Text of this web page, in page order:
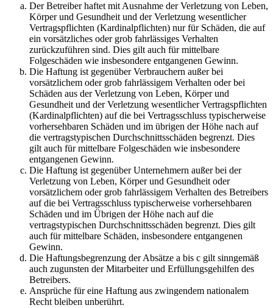
Der Betreiber haftet mit Ausnahme der Verletzung von Leben,
Körper und Gesundheit und der Verletzung wesentlicher
Vertragspflichten (Kardinalpflichten) nur für Schäden, die auf
ein vorsätzliches oder grob fahrlässiges Verhalten
zurückzuführen sind. Dies gilt auch für mittelbare
Folgeschäden wie insbesondere entgangenen Gewinn.
Die Haftung ist gegenüber Verbrauchern außer bei
vorsätzlichem oder grob fahrlässigem Verhalten oder bei
Schäden aus der Verletzung von Leben, Körper und
Gesundheit und der Verletzung wesentlicher Vertragspflichten
(Kardinalpflichten) auf die bei Vertragsschluss typischerweise
vorhersehbaren Schäden und im übrigen der Höhe nach auf
die vertragstypischen Durchschnittsschäden begrenzt. Dies
gilt auch für mittelbare Folgeschäden wie insbesondere
entgangenen Gewinn.
Die Haftung ist gegenüber Unternehmern außer bei der
Verletzung von Leben, Körper und Gesundheit oder
vorsätzlichem oder grob fahrlässigem Verhalten des Betreibers
auf die bei Vertragsschluss typischerweise vorhersehbaren
Schäden und im Übrigen der Höhe nach auf die
vertragstypischen Durchschnittsschäden begrenzt. Dies gilt
auch für mittelbare Schäden, insbesondere entgangenen
Gewinn.
Die Haftungsbegrenzung der Absätze a bis c gilt sinngemäß
auch zugunsten der Mitarbeiter und Erfüllungsgehilfen des
Betreibers.
Ansprüche für eine Haftung aus zwingendem nationalem
Recht bleiben unberührt.